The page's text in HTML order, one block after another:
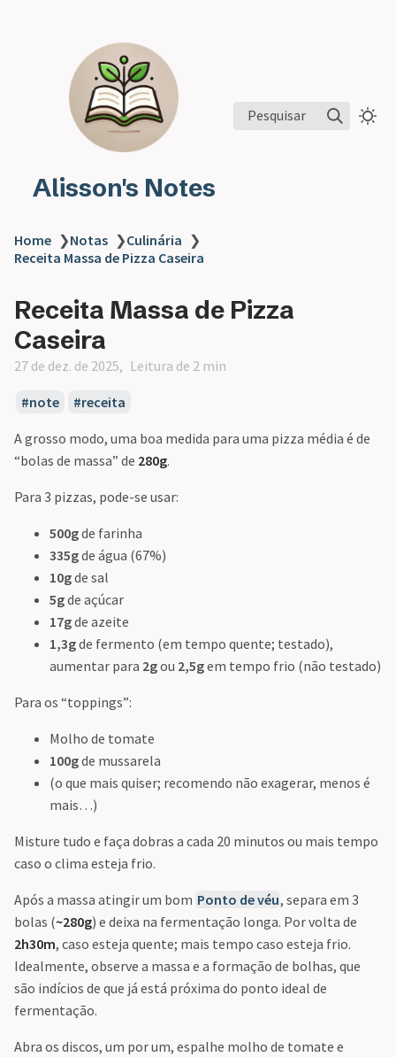
Alisson's Notes
Pesquisar
Home ❯Notas ❯Culinária ❯
Receita Massa de Pizza Caseira
Receita Massa de Pizza
Caseira
27 de dez. de 2025 Leitura de 2 min
note receita
A grosso modo, uma boa medida para uma pizza média é de
“bolas de massa” de 280g.
Para 3 pizzas, pode-se usar:
500gde farinha
335gde água (67%)
10gde sal
5gde açúcar
17gde azeite
1,3gde fermento (em tempo quente; testado),
aumentar para 2gou 2,5gem tempo frio (não testado)
Para os “toppings”:
Molho de tomate
100gde mussarela
(o que mais quiser; recomendo não exagerar, menos é
mais…)
Misture tudo e faça dobras a cada 20 minutos ou mais tempo
caso o clima esteja frio.
Após a massa atingir um bom Ponto de véu, separa em 3
bolas (~280g) e deixa na fermentação longa. Por volta de
2h30m, caso esteja quente; mais tempo caso esteja frio.
Idealmente, observe a massa e a formação de bolhas, que
são indícios de que já está próxima do ponto ideal de
fermentação.
Abra os discos, um por um, espalhe molho de tomate e